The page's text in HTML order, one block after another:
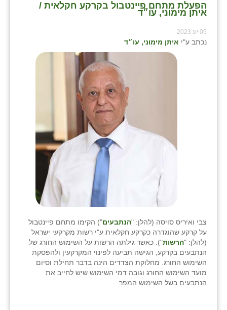
הפעלת מתחם פיינטבול בקרקע חקלאית /
איתן מימוני, עו״ד
05 יונ 2023
נכתב ע"י איתן מימוני, עו״ד
צבי ואיריס סויסה (להלן: "הנתבעים") הקימו מתחם פיינטבול
על קרקע שהוגדרה כקרקע חקלאית ע"י רשות מקרקעי ישראל
(להלן: "הרשות"). כאשר גילתה הרשות על השימוש החורג של
הנתבעים בקרקע, הגישה תביעה לפינוי המקרקעין ולהפסקת
השימוש החורג. מחלוקת הצדדים הינה בדבר תחילת וסיום
מועד השימוש החורג וגובה דמי השימוש שיש לחייב את
הנתבעים בשל השימוש המפר.